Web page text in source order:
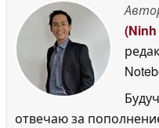
отвечаю за